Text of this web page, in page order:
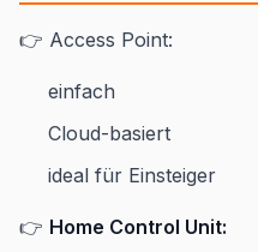
👉 Access Point:
einfach
Cloud-basiert
ideal für Einsteiger
👉 Home Control Unit: